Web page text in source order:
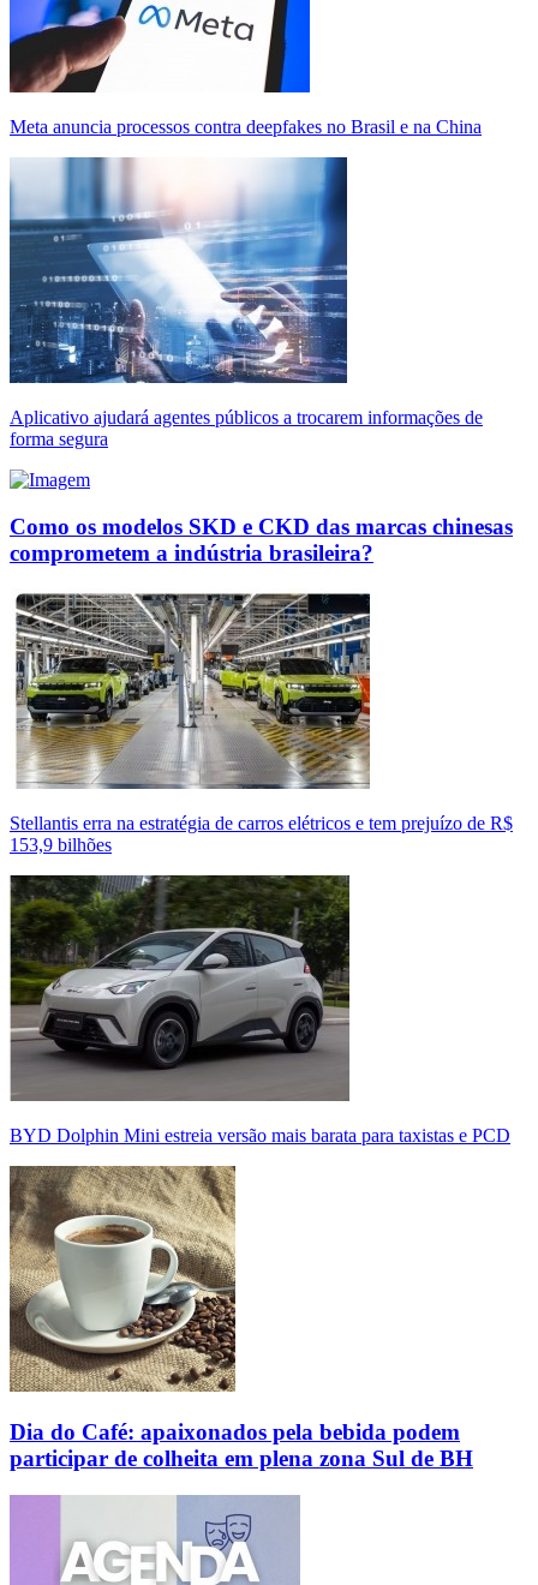
Meta anuncia processos contra deepfakes no Brasil e na China
Aplicativo ajudará agentes públicos a trocarem informações de
forma segura
Como os modelos SKD e CKD das marcas chinesas
comprometem a indústria brasileira?
Stellantis erra na estratégia de carros elétricos e tem prejuízo de R$
153,9 bilhões
BYD Dolphin Mini estreia versão mais barata para taxistas e PCD
Dia do Café: apaixonados pela bebida podem
participar de colheita em plena zona Sul de BH